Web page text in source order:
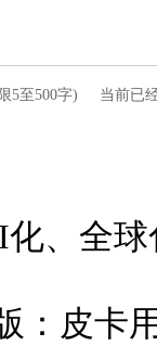
5至500字) 当前已
、全
：皮卡